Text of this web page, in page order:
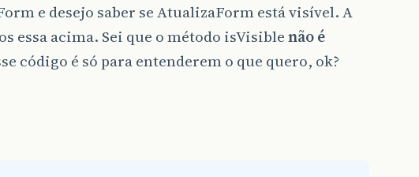
e desejo saber se AtualizaForm está visível. A
essa acima. Sei que o método isVisiblenão é
código é só para entenderem o que quero, ok?